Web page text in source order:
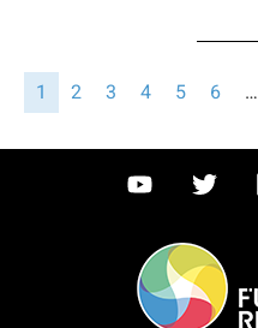
1 2 3 4 5 6 …